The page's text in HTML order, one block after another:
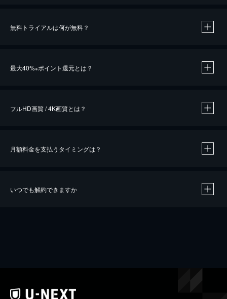
無料トライアルは何が無料？
最大40%※ポイント還元とは？
※40％ポイント還元の対象は、クレジットカード決済による作品の購入 / レンタルです。
フルHD画質 / 4K画質とは？
月額料金を支払うタイミングは？
いつでも解約できますか